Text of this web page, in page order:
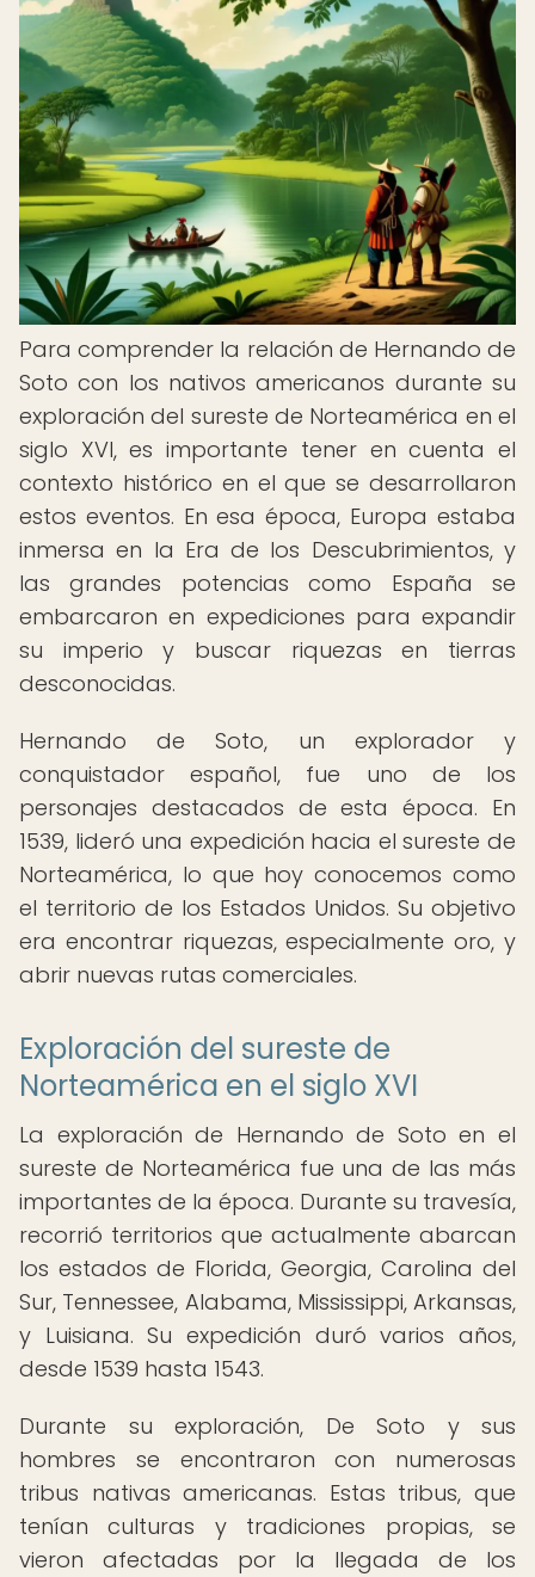
Para comprender la relación de Hernando de
Soto con los nativos americanos durante su
exploración del sureste de Norteamérica en el
siglo XVI, es importante tener en cuenta el
contexto histórico en el que se desarrollaron
estos eventos. En esa época, Europa estaba
inmersa en la Era de los Descubrimientos, y
las grandes potencias como España se
embarcaron en expediciones para expandir
su imperio y buscar riquezas en tierras
desconocidas.
Hernando de Soto, un explorador y
conquistador español, fue uno de los
personajes destacados de esta época. En
1539, lideró una expedición hacia el sureste de
Norteamérica, lo que hoy conocemos como
el territorio de los Estados Unidos. Su objetivo
era encontrar riquezas, especialmente oro, y
abrir nuevas rutas comerciales.
Exploración del sureste de
Norteamérica en el siglo XVI
La exploración de Hernando de Soto en el
sureste de Norteamérica fue una de las más
importantes de la época. Durante su travesía,
recorrió territorios que actualmente abarcan
los estados de Florida, Georgia, Carolina del
Sur, Tennessee, Alabama, Mississippi, Arkansas,
y Luisiana. Su expedición duró varios años,
desde 1539 hasta 1543.
Durante su exploración, De Soto y sus
hombres se encontraron con numerosas
tribus nativas americanas. Estas tribus, que
tenían culturas y tradiciones propias, se
vieron afectadas por la llegada de los